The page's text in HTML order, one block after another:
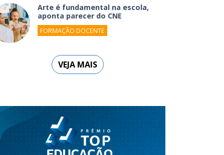
Arte é fundamental na escola,
aponta parecer do CNE
FORMAÇÃO DOCENTE
VEJA MAIS